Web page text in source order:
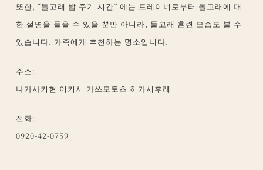
또한, “돌고래 밥 주기 시간” 에는 트레이너로부터 돌고래에 대
한 설명을 들을 수 있을 뿐만 아니라, 돌고래 훈련 모습도 볼 수
있습니다. 가족에게 추천하는 명소입니다.
주소:
나가사키현 이키시 가쓰모토초 히가시후레
전화:
0920-42-0759